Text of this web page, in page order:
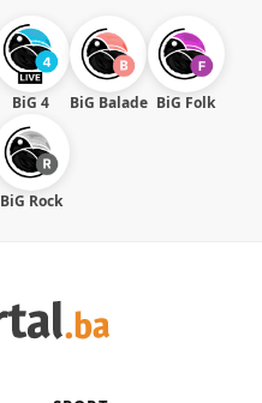
BiG 4 BiG Balade BiG Folk
BiG Rock